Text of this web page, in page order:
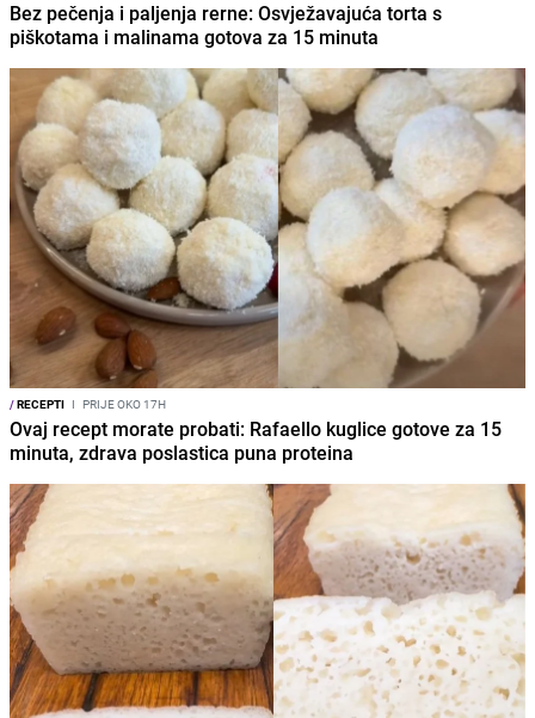
Bez pečenja i paljenja rerne: Osvježavajuća torta s
piškotama i malinama gotova za 15 minuta
/RECEPTI I PRIJE OKO 17H
Ovaj recept morate probati: Rafaello kuglice gotove za 15
minuta, zdrava poslastica puna proteina